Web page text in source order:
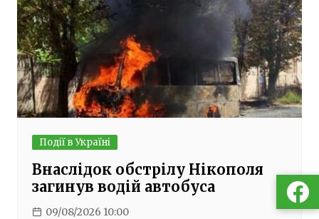
Події в Україні
Внаслідок обстрілу Нікополя
загинув водій автобуса
09/08/2026 10:00